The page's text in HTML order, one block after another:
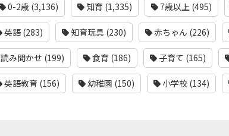
0-2歳 (3,136) 知育 (1,335) 7歳以上 (495)
英語 (283) 知育玩具 (230) 赤ちゃん (226)
読み聞かせ (199) 食育 (186) 子育て (165)
英語教育 (156) 幼稚園 (150) 小学校 (134)